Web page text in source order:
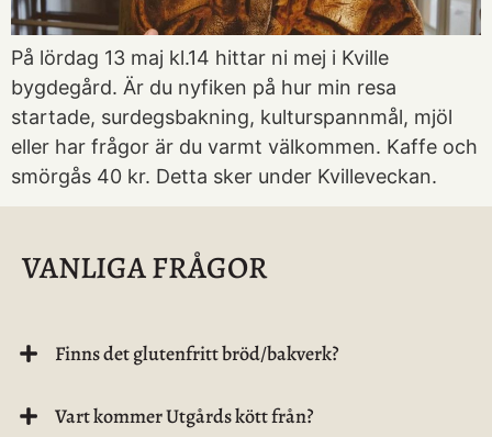
På lördag 13 maj kl.14 hittar ni mej i Kville
bygdegård. Är du nyfiken på hur min resa
startade, surdegsbakning, kulturspannmål, mjöl
eller har frågor är du varmt välkommen. Kaffe och
smörgås 40 kr. Detta sker under Kvilleveckan.
VANLIGA FRÅGOR
Finns det glutenfritt bröd/bakverk?
Vart kommer Utgårds kött från?